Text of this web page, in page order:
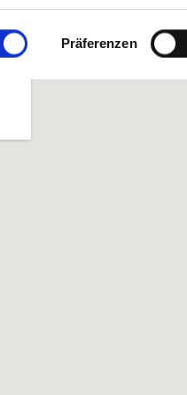
Präferenzen